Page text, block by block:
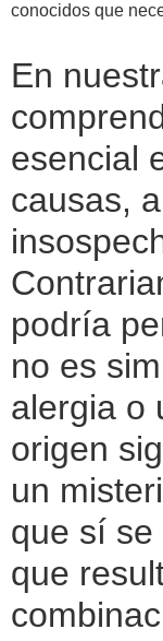
conocidos que
En
esencial
causas,
podría
no es
alergia o
origen
un
que sí se
que